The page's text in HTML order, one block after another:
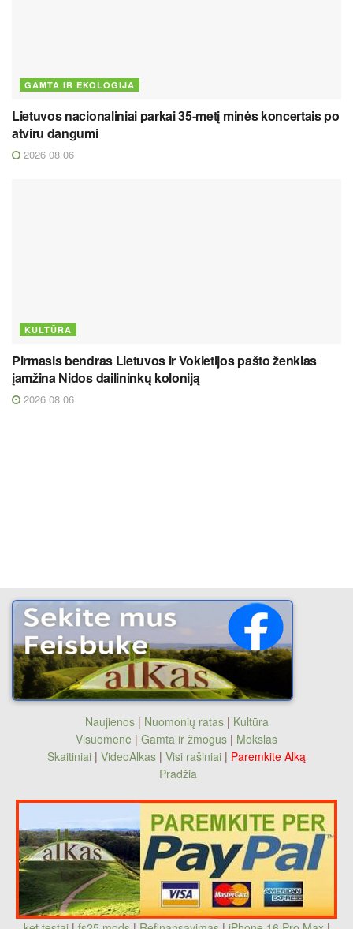
GAMTA IR EKOLOGIJA
Lietuvos nacionaliniai parkai 35-metį minės koncertais po
atviru dangumi
2026 08 06
KULTŪRA
Pirmasis bendras Lietuvos ir Vokietijos pašto ženklas
įamžina Nidos dailininkų koloniją
2026 08 06
Naujienos| Nuomonių ratas| Kultūra
Visuomenė | Gamta ir žmogus | Mokslas
Skaitiniai | VideoAlkas | Visi rašiniai | Paremkite Alką
Pradžia